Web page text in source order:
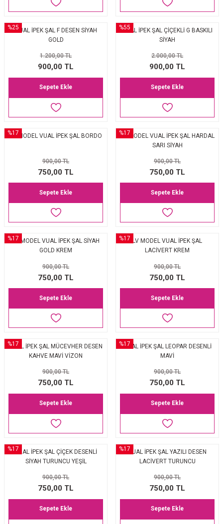
%25VUAL İPEK ŞAL F DESEN SİYAH
GOLD
1.200,00 TL
900,00 TL
Sepete Ekle
%55
VUAL İPEK ŞAL ÇİÇEKLİ G BASKILI
SİYAH
2.000,00 TL
900,00 TL
Sepete Ekle
%17
LV MODEL VUAL İPEK ŞAL BORDO
900,00 TL
750,00 TL
Sepete Ekle
%17
LV MODEL VUAL İPEK ŞAL HARDAL
SARI SİYAH
900,00 TL
750,00 TL
Sepete Ekle
%17LV MODEL VUAL İPEK ŞAL SİYAH
GOLD KREM
900,00 TL
750,00 TL
Sepete Ekle
%17 LV MODEL VUAL İPEK ŞAL
LACİVERT KREM
900,00 TL
750,00 TL
Sepete Ekle
%17
VUAL İPEK ŞAL MÜCEVHER DESEN
KAHVE MAVİ VİZON
900,00 TL
750,00 TL
Sepete Ekle
%17
VUAL İPEK ŞAL LEOPAR DESENLİ
MAVİ
900,00 TL
750,00 TL
Sepete Ekle
%17VUAL İPEK ŞAL ÇİÇEK DESENLİ
SİYAH TURUNCU YEŞİL
900,00 TL
750,00 TL
Sepete Ekle
%17VUAL İPEK ŞAL YAZILI DESEN
LACİVERT TURUNCU
900,00 TL
750,00 TL
Sepete Ekle